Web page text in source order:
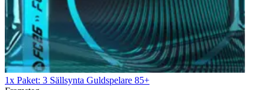
1x Paket: 3 Sällsynta Guldspelare 85+